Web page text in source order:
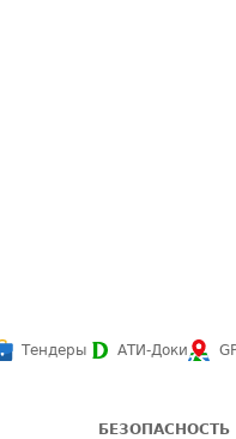
Тендеры АТИ-Доки
БЕЗОПАСНОСТЬ